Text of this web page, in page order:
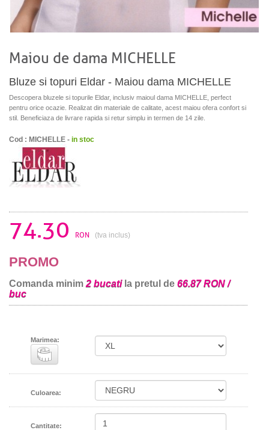
Maiou de dama MICHELLE
Bluze si topuri Eldar - Maiou dama MICHELLE
Descopera bluzele si topurile Eldar, inclusiv maioul dama MICHELLE, perfect
pentru orice ocazie. Realizat din materiale de calitate, acest maiou ofera confort si
stil. Beneficiaza de livrare rapida si retur simplu in termen de 14 zile.
Cod : MICHELLE - in stoc
74.30 RON (tva inclus)
PROMO
Comanda minim 2 bucatila pretul de 66.87 RON /
buc
Marimea:
Culoarea:
Cantitate: